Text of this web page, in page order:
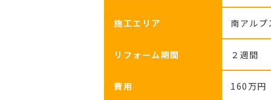
施工エリア 南アルプ
リフォーム期間 ２週間
費用 160万円